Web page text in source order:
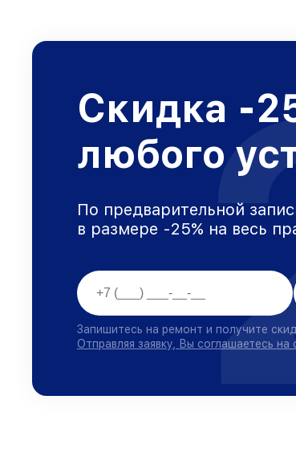
Скидка -
любого
По предварительной
в размере -25% на весь
Запишитесь на ремонт и получите
Отправляя заявку, Вы соглашаетесь